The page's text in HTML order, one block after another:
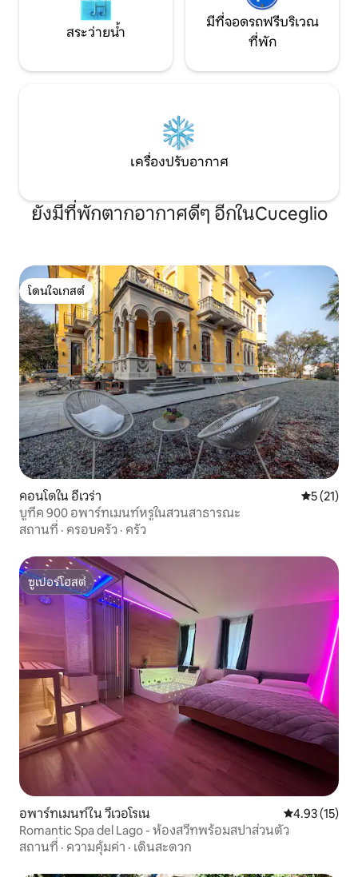
สระว่ายน้ำ
มีที่จอดรถฟรีบริเวณ
ที่พัก
เครื่องปรับอากาศ
ยังมีที่พักตากอากาศดีๆ อีกในCuceglio
โดนใจเกสต์
โดนใจเกสต์
คอนโดใน อีเวร่า คะแนนเฉลี่
5 (21)
บูทีค 900 อพาร์ทเมนท์หรูในสวนสาธารณะ
สถานที่ · ครอบครัว · ครัว
ซูเปอร์โฮสต์
ซูเปอร์โฮสต์
อพาร์ทเมนท์ใน วีเวอโรเน คะแนนเฉลี่ย
4.93 (15)
Romantic Spa del Lago - ห้องสวีทพร้อมสปาส่วนตัว
สถานที่ · ความคุ้มค่า · เดินสะดวก